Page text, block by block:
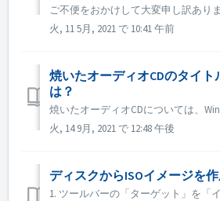
火, 11 5月, 2021 で 10:41 午前
焼いたオーディオCDのタイ
は？
火, 14 9月, 2021 で 12:48 午後
ディスクからISOイメージを